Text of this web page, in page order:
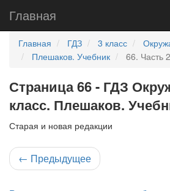
Главная
Главная ГДЗ 3 класс
Плешаков. Учебник
66. Часть 2
Страница 66 - ГДЗ
класс. Плешаков.
Старая и новая редакции
← Предыдущее